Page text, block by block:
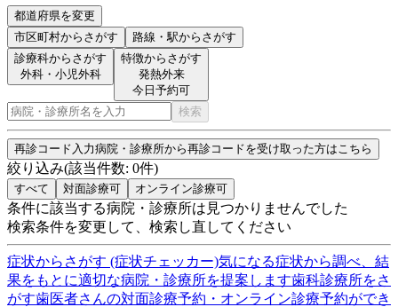
都道府県を変更
市区町村からさがす 路線・駅からさがす
診療科からさがす
外科・小児外科
特徴からさがす
発熱外来
今日予約可
検索
再診コード入力病院・診療所から再診コードを受け取った方はこちら
絞り込み(該当件数: 0件)
すべて 対面診療可 オンライン診療可
条件に該当する病院・診療所は見つかりませんでした
検索条件を変更して、検索し直してください
症状からさがす (症状チェッカー)気になる症状から調べ、結
果をもとに適切な病院・診療所を提案します歯科診療所をさ
がす歯医者さんの対面診療予約・オンライン診療予約ができ